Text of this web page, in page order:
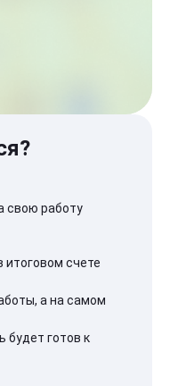
свою работу
счете
а на самом
будет готов к